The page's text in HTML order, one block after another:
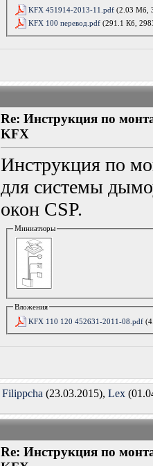
KFX 451914-2013-11.pdf (2.03 Мб,
KFX 100 перевод.pdf (291.1 Кб,
Re: Инструкция по
KFX
Инструкция по
для системы
окон CSP.
Миниатюры
Вложения
KFX 110 120 452631-2011-08.pdf
Filippcha (23.03.2015), Lex
Re: Инструкция по